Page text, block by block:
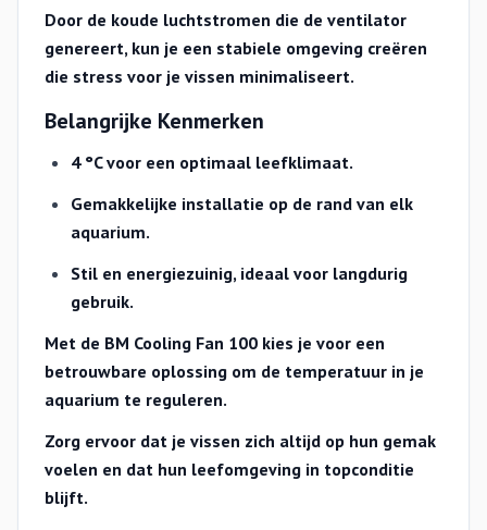
Door de koude luchtstromen die de ventilator
genereert, kun je een stabiele omgeving creëren
die stress voor je vissen minimaliseert.
Belangrijke Kenmerken
4 °C voor een optimaal leefklimaat.
Gemakkelijke installatie op de rand van elk
aquarium.
Stil en energiezuinig, ideaal voor langdurig
gebruik.
Met de BM Cooling Fan 100 kies je voor een
betrouwbare oplossing om de temperatuur in je
aquarium te reguleren.
Zorg ervoor dat je vissen zich altijd op hun gemak
voelen en dat hun leefomgeving in topconditie
blijft.